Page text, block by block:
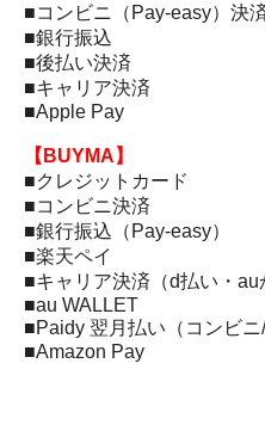
■コンビニ（Pay-easy）決
■銀行振込
■後払い決済
■キャリア決済
■Apple Pay
【BUYMA】
■クレジットカード
■コンビニ決済
■銀行振込（Pay-easy）
■楽天ペイ
■キャリア決済（d払い・au
■au WALLET
■Paidy 翌月払い（コンビニ/
■Amazon Pay